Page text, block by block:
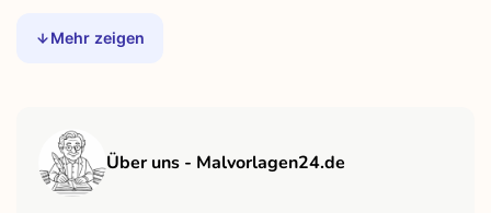
Mehr zeigen
Über uns - Malvorlagen24.de